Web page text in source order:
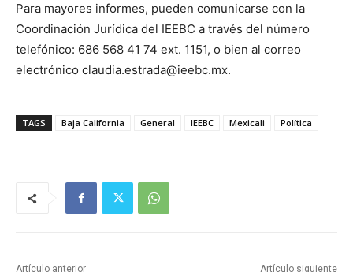
Para mayores informes, pueden comunicarse con la
Coordinación Jurídica del IEEBC a través del número
telefónico: 686 568 41 74 ext. 1151, o bien al correo
electrónico claudia.estrada@ieebc.mx.
TAGS Baja California General IEEBC Mexicali Política
Artículo anterior Artículo siguiente